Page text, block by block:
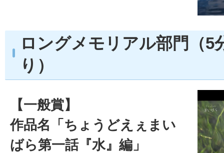
ロングメモリアル部門（5
り）
【一般賞】
作品名「ちょうどえぇまい
ばら第一話『水』編」